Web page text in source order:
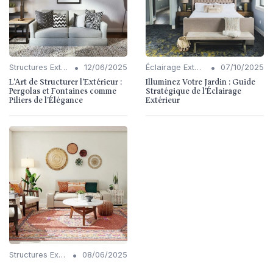
Structures Extérieures (Pergolas, Fontaines) • 12/06/2025
L’Art de Structurer l'Extérieur :
Pergolas et Fontaines comme
Piliers de l’Élégance
Éclairage Extérieur • 07/10/2025
Illuminez Votre Jardin : Guide
Stratégique de l'Éclairage
Extérieur
Structures Extérieures (Pergolas, Fontaines) • 08/06/2025